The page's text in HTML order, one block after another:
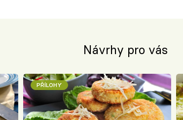
Návrhy pro vás
PŘÍLOHY